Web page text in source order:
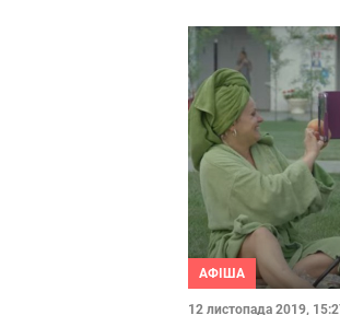
АФІША
12 листопада 2019,